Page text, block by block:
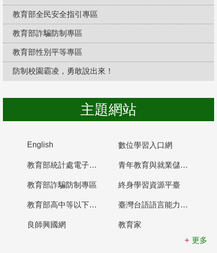
教育部全民安全指引專區
教育部詐騙防制專區
教育部性別平等專區
防制校園霸凌，勇敢說出來！
主題網站
English 數位學習入口網
教育部統計處電子書櫃 青年教育與就業儲蓄帳戶
教育部詐騙防制專區 終身學習資源平臺
教育部高中等以下學校及幼兒園教師資格檢定考試 臺灣台語語言能力認證網站
良師興國網
教育家
更多